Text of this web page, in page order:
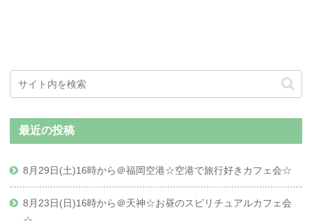
最近の投稿
8月29日(土)16時から＠福岡空港☆空港で旅行好きカフェ会☆
8月23日(日)16時から＠天神☆お昼のスピリチュアルカフェ会